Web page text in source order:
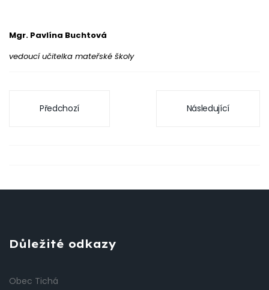
Mgr. Pavlína Buchtová
vedoucí učitelka mateřské školy
Předchozí Následující
Důležité odkazy
Obec Tichá